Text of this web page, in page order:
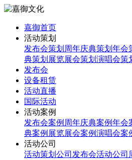
嘉御首页
活动策划
发布会策划 周年庆典策划 年会
典策划 展览展会策划 演唱会策
发布会
设备租赁
活动直播
国际活动
活动案例
发布会案例 周年庆典案例年会
典案例 展览展会案例演唱会案
活动公司
活动策划公司 发布会活动公司